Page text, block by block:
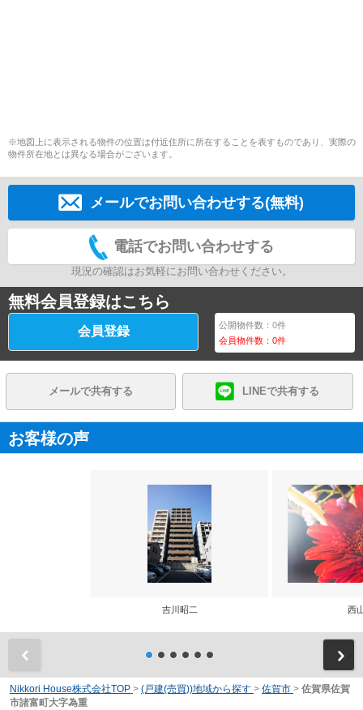
※地図上に表示される物件の位置は付近住所に所在することを表すものであり、実際の
物件所在地とは異なる場合がございます。
メールでお問い合わせする(無料)
電話でお問い合わせする
現況の確認はお気軽にお問い合わせください。
無料会員登録はこちら
会員登録 公開物件数：0件
会員物件数：0件
メールで共有する LINEで共有する
お客様の声
吉川昭二 西
Nikkori House株式会社TOP > (戸建(売買))地域から探す > 佐賀市 > 佐賀県佐賀
市諸富町大字為重